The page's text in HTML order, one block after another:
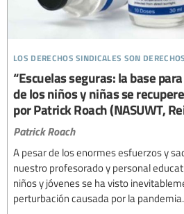
los derechos sindicales son
“Escuelas seguras: la base
de los niños y niñas se
por Patrick Roach (NASUWT,
Patrick Roach
A pesar de los enormes esfuerzos y
nuestro profesorado y personal
niños y jóvenes se ha visto
perturbación causada por la pandemia.